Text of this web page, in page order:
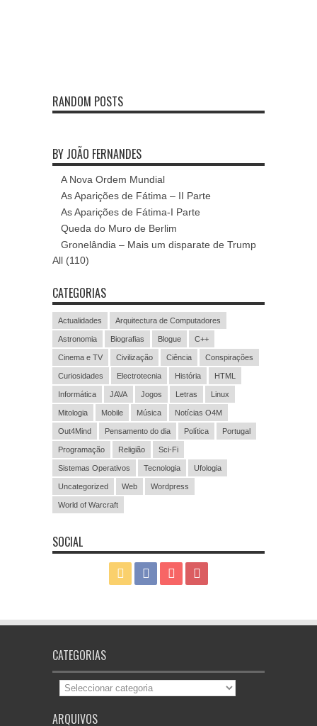
RANDOM POSTS
BY JOÃO FERNANDES
A Nova Ordem Mundial
As Aparições de Fátima – II Parte
As Aparições de Fátima-I Parte
Queda do Muro de Berlim
Gronelândia – Mais um disparate de Trump
All (110)
CATEGORIAS
Actualidades Arquitectura de Computadores
Astronomia Biografias Blogue C++
Cinema e TV Civilização Ciência Conspirações
Curiosidades Electrotecnia História HTML
Informática JAVA Jogos Letras Linux
Mitologia Mobile Música Notícias O4M
Out4Mind Pensamento do dia Política Portugal
Programação Religião Sci-Fi
Sistemas Operativos Tecnologia Ufologia
Uncategorized Web Wordpress
World of Warcraft
SOCIAL
CATEGORIAS
Categorias
ARQUIVOS